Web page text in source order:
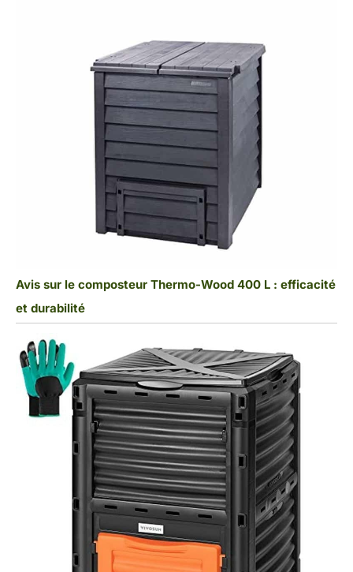
Avis sur le composteur Thermo-Wood 400 L : efficacité
et durabilité